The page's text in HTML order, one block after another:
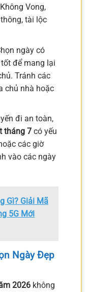
Vong,
tài lộc
ngày có
để mang lại
Tránh các
chủ nhà hoặc
đi an toàn,
tháng 7có yếu
các giờ
vào các ngày
Gì? Giải Mã
5G Mới
Ngày Đẹp
2026 không